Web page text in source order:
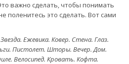
важно сделать, чтобы понимать
поленитесь это сделать. Вот сами
Ежевика. Ковер. Стена. Глаз.
Пистолет. Шторы. Вечер. Дом.
Велосипед. Кровать. Кофта.